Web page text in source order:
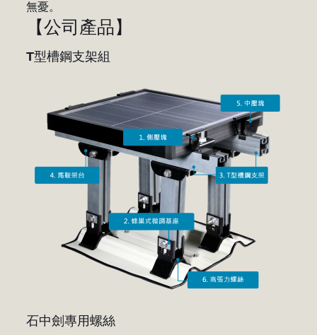
無憂。
【公司產品】
T型槽鋼支架組
石中劍專用螺絲